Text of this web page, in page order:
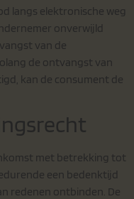
langs elektronische weg
onverwijld
van de
de ontvangst van
kan de consument de
met betrekking tot
een bedenktijd
redenen ontbinden. De